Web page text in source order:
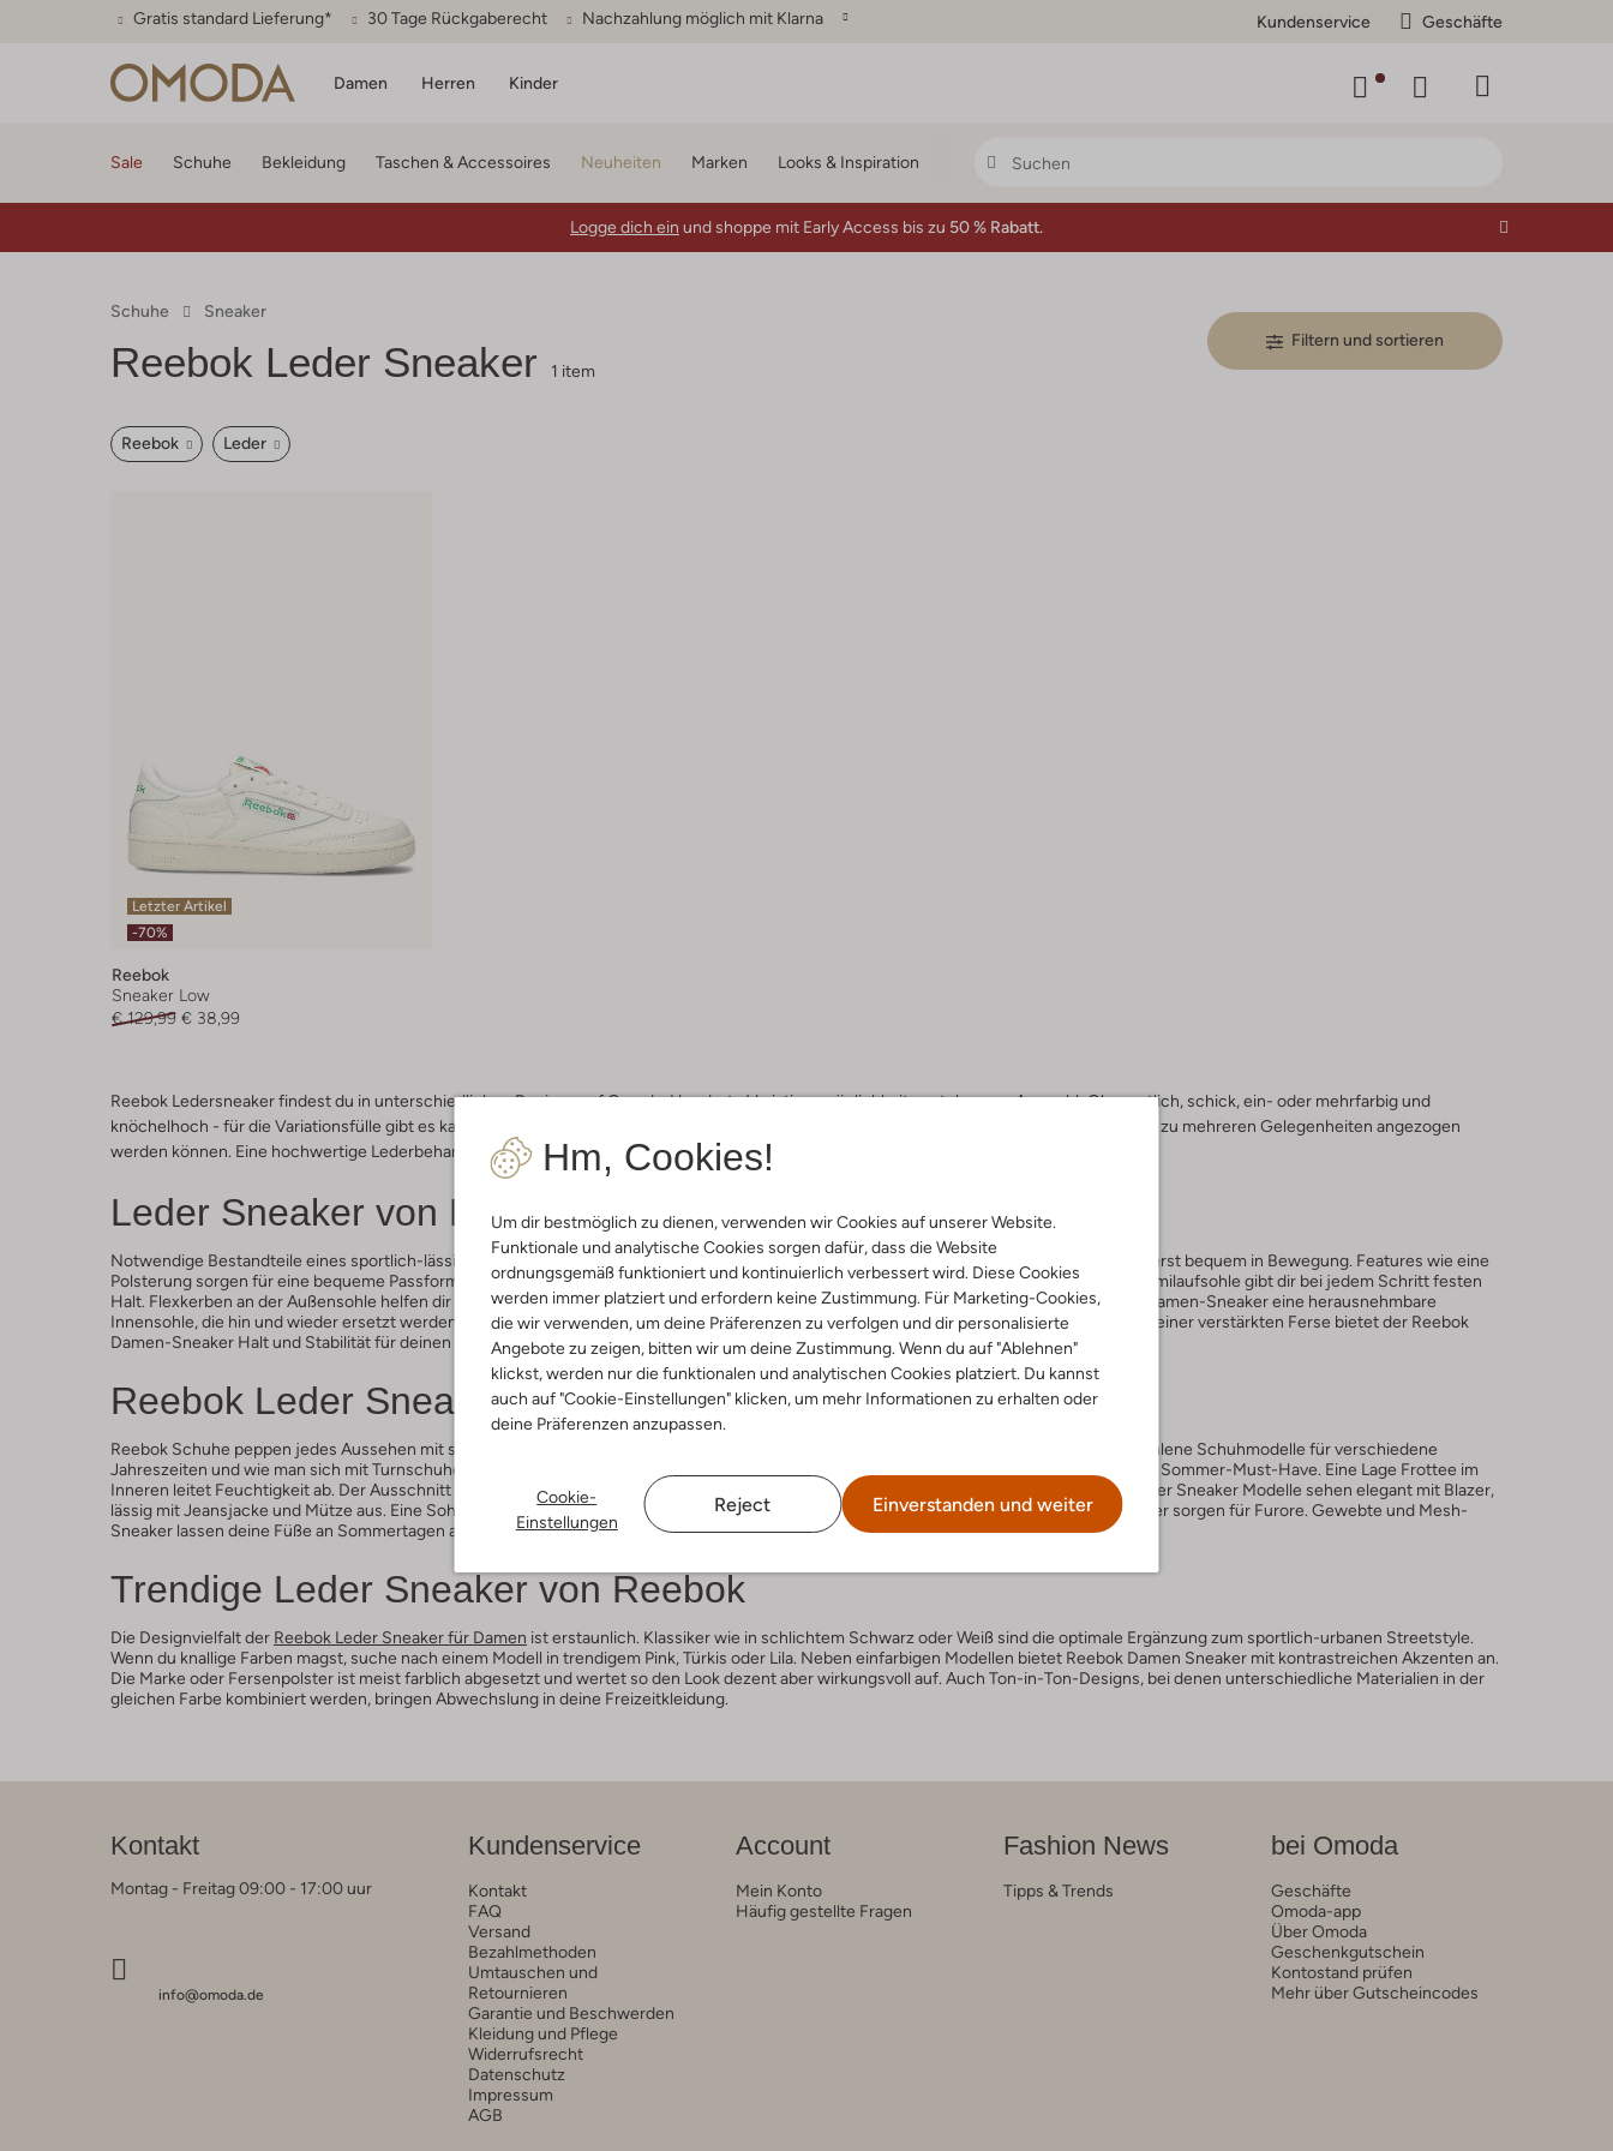
Gratis standard Lieferung* 30 Tage Rückgaberecht Nachzahlung möglich mit Klarna Kundenservice Geschäfte
Damen Herren Kinder
Hm, Cookies!
Um dir bestmöglich zu dienen, verwenden wir Cookies auf unserer Website.
Funktionale und analytische Cookies sorgen dafür, dass die Website
ordnungsgemäß funktioniert und kontinuierlich verbessert wird. Diese Cookies
werden immer platziert und erfordern keine Zustimmung. Für Marketing-Cookies,
die wir verwenden, um deine Präferenzen zu verfolgen und dir personalisierte
Angebote zu zeigen, bitten wir um deine Zustimmung. Wenn du auf "Ablehnen"
klickst, werden nur die funktionalen und analytischen Cookies platziert. Du kannst
auch auf "Cookie-Einstellungen" klicken, um mehr Informationen zu erhalten oder
deine Präferenzen anzupassen.
Cookie-
Einstellungen
Reject Einverstanden und weiter
Sale Schuhe Bekleidung Taschen & Accessoires Neuheiten Marken Looks & Inspiration
Logge dich ein und shoppe mit Early Access bis zu 50 % Rabatt.
Schuhe Sneaker
Reebok Leder Sneaker 1 item
Filtern und sortieren
Reebok Leder
Letzter Artikel
-70%
Reebok
Sneaker Low
€ 129,99 € 38,99
Reebok Ledersneaker findest du in unterschiedlichen Designs auf Omoda. Hunderte Variationsmöglichkeiten stehen zur Auswahl: Ob sportlich, schick, ein- oder mehrfarbig und
knöchelhoch - für die Variationsfülle gibt es kaum Grenzen. Reebok Leder Sneaker für Herren und Damen sind gleichermaßen beliebt, da sie zu mehreren Gelegenheiten angezogen
werden können. Eine hochwertige Lederbehandlung machen die Schuhe aus dem Reebok Sale zudem sehr strapazierfähig und langlebig.
Leder Sneaker von Reebok
Notwendige Bestandteile eines sportlich-lässigen Outfits: die coolsten Reebok Sneaker. Mit diesen Freizeitschuhen bist du trendy und äußerst bequem in Bewegung. Features wie eine
Polsterung sorgen für eine bequeme Passform. Deine Füße werden durch die Zwischensohlendämpfung entlastet und die abriebfeste Gummilaufsohle gibt dir bei jedem Schritt festen
Halt. Flexkerben an der Außensohle helfen dir bei den natürlichen Abrollbewegung. Möchtest du noch mehr Komfort haben einige Reebok Damen-Sneaker eine herausnehmbare
Innensohle, die hin und wieder ersetzt werden kann. Die elastischen Teile erleichtern das Hinein- und Herausschlüpfen aus dem Schuh. Mit einer verstärkten Ferse bietet der Reebok
Damen-Sneaker Halt und Stabilität für deinen Fuß.
Reebok Leder Sneaker bei Omoda
Reebok Schuhe peppen jedes Aussehen mit sportlicher Frische auf. Damen und Herren, die modebegeistert sind, finden bei Omoda empfohlene Schuhmodelle für verschiedene
Jahreszeiten und wie man sich mit Turnschuhen stylt. Ledersneaker in weiß mit durchgehender Sohle und minimalistischem Schnitt sind ein Sommer-Must-Have. Eine Lage Frottee im
Inneren leitet Feuchtigkeit ab. Der Ausschnitt kommt stylisch zur Skinny Jeans im Destroyed-Look und zum Streifen-Matrosen-Top. Die Leder Sneaker Modelle sehen elegant mit Blazer,
lässig mit Jeansjacke und Mütze aus. Eine Sohle in rosa ist ein femininer Hingucker. Auch die pastellfarbenen Reebok Classic Leather Sneaker sorgen für Furore. Gewebte und Mesh-
Sneaker lassen deine Füße an Sommertagen atmen.
Trendige Leder Sneaker von Reebok
Die Designvielfalt der Reebok Leder Sneaker für Damen ist erstaunlich. Klassiker wie in schlichtem Schwarz oder Weiß sind die optimale Ergänzung zum sportlich-urbanen Streetstyle.
Wenn du knallige Farben magst, suche nach einem Modell in trendigem Pink, Türkis oder Lila. Neben einfarbigen Modellen bietet Reebok Damen Sneaker mit kontrastreichen Akzenten an.
Die Marke oder Fersenpolster ist meist farblich abgesetzt und wertet so den Look dezent aber wirkungsvoll auf. Auch Ton-in-Ton-Designs, bei denen unterschiedliche Materialien in der
gleichen Farbe kombiniert werden, bringen Abwechslung in deine Freizeitkleidung.
Kontakt
Montag - Freitag 09:00 - 17:00 uur
info@omoda.de
Kundenservice
Kontakt
FAQ
Versand
Bezahlmethoden
Umtauschen und
Retournieren
Garantie und Beschwerden
Kleidung und Pflege
Widerrufsrecht
Datenschutz
Impressum
AGB
Account
Mein Konto
Häufig gestellte Fragen
Fashion News
Tipps & Trends
bei Omoda
Geschäfte
Omoda-app
Über Omoda
Geschenkgutschein
Kontostand prüfen
Mehr über Gutscheincodes